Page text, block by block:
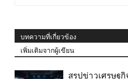
บทความที่เกี่ยวข้อง
เพิ่มเติมจากผู้เขียน
สรุปข่าวเศรษฐกิ